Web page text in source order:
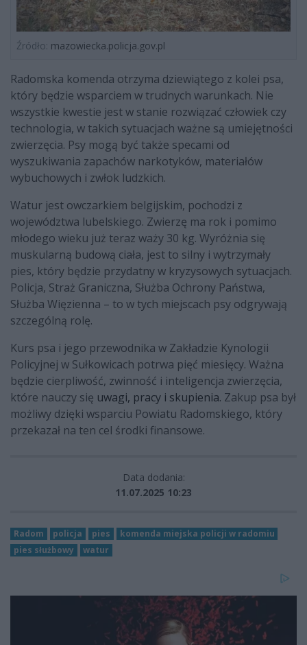
Źródło: mazowiecka.policja.gov.pl
Radomska komenda otrzyma dziewiątego z kolei psa,
który będzie wsparciem w trudnych warunkach. Nie
wszystkie kwestie jest w stanie rozwiązać człowiek czy
technologia, w takich sytuacjach ważne są umiejętności
zwierzęcia. Psy mogą być także specami od
wyszukiwania zapachów narkotyków, materiałów
wybuchowych i zwłok ludzkich.
Watur jest owczarkiem belgijskim, pochodzi z
województwa lubelskiego. Zwierzę ma rok i pomimo
młodego wieku już teraz waży 30 kg. Wyróżnia się
muskularną budową ciała, jest to silny i wytrzymały
pies, który będzie przydatny w kryzysowych sytuacjach.
Policja, Straż Graniczna, Służba Ochrony Państwa,
Służba Więzienna – to w tych miejscach psy odgrywają
szczególną rolę.
Kurs psa i jego przewodnika w Zakładzie Kynologii
Policyjnej w Sułkowicach potrwa pięć miesięcy. Ważna
będzie cierpliwość, zwinność i inteligencja zwierzęcia,
które nauczy się uwagi, pracy i skupienia. Zakup psa był
możliwy dzięki wsparciu Powiatu Radomskiego, który
przekazał na ten cel środki finansowe.
Data dodania:
11.07.2025 10:23
Radom policja pies
komenda miejska policji w radomiu
pies służbowy
watur